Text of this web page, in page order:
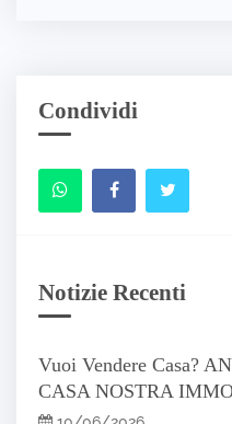
Condividi
Notizie Recenti
Vuoi Vendere Casa?
CASA NOSTRA